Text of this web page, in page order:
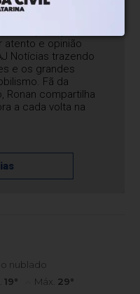
atento e opinião
Notícias trazendo
e os grandes
Fã da
Ronan compartilha
a cada volta na
nublado
19° Máx. 29°